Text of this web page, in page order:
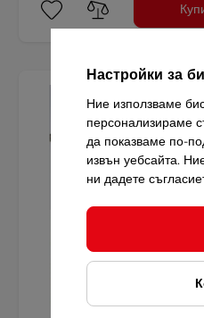
Настройки за
Ние използваме
персонализираме
да показваме по-
извън уебсайта.
ни дадете